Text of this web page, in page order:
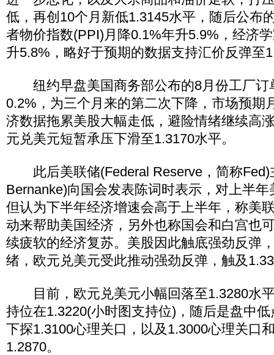
低，再创10个月新低1.3145水平，随后公布
者物价指数(PPI)月降0.1%年升5.9%，经济
升5.8%，略好于预期的数据支持汇价反弹至
纽约早盘美国商务部公布的8月份工厂订
0.2%，为三个月来的第二次下降，市场预期
济数据拖累美股大幅走低，避险情绪继续高
元兑美元短暂承压下滑至1.3170水平。
此后美联储(Federal Reserve，简称Fed)
Bernanke)向国会发表陈词时表示，对上半
但认为下半年经济增速会高于上半年，称美
动来帮助美国经济，另外也称国会和白宫也
续疲软的经济复苏。美股因此触底强劲反弹
绪，欧元兑美元受此推动强劲反弹，触及
目前，欧元兑美元小幅回落至1.3280水
持位在1.3220(小时图支持位)，随后是盘中
下探1.3100心理关口，以及1.3000心理关口
1.2870。